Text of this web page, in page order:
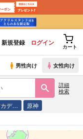
新規登録 ログイン
カート
男性向け 女性向け
詳細
検索
カデ… 原神